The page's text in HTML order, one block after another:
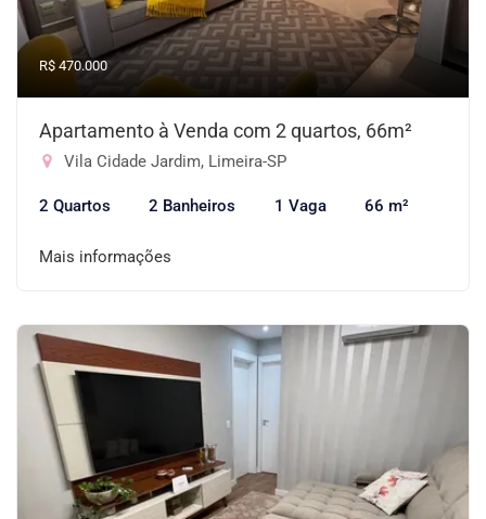
R$ 470.000
Apartamento à Venda com 2 quartos, 66m²
Vila Cidade Jardim, Limeira-SP
2 Quartos 2 Banheiros 1 Vaga 66 m²
Mais informações